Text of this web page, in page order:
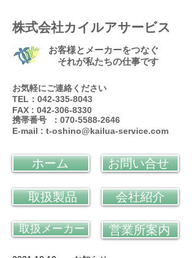
株式会社カイルアサービス
お客様とメーカーをつなぐ
それが私たちの仕事です
お気軽にご連絡ください
TEL：042-335-8043
FAX : 042-306-8330
携帯番号 ：070-5588-2646
E-mail : t-oshino@kailua-service.com
ホーム
取扱製品
取扱メーカー
お問い合せ
会社紹介
営業所案内